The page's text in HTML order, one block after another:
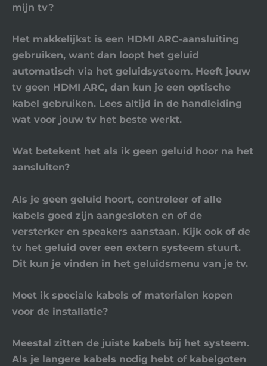
mijn tv?
Het makkelijkst is een HDMI ARC-aansluiting
gebruiken, want dan loopt het geluid
automatisch via het geluidsysteem. Heeft jouw
tv geen HDMI ARC, dan kun je een optische
kabel gebruiken. Lees altijd in de handleiding
wat voor jouw tv het beste werkt.
Wat betekent het als ik geen geluid hoor na het
aansluiten?
Als je geen geluid hoort, controleer of alle
kabels goed zijn aangesloten en of de
versterker en speakers aanstaan. Kijk ook of de
tv het geluid over een extern systeem stuurt.
Dit kun je vinden in het geluidsmenu van je tv.
Moet ik speciale kabels of materialen kopen
voor de installatie?
Meestal zitten de juiste kabels bij het systeem.
Als je langere kabels nodig hebt of kabelgoten